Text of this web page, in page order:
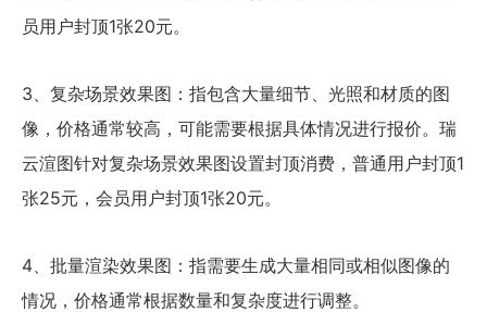
员用户封顶1张20元。
3、复杂场景效果图：指包含大量细节、光照和材质的图
像，价格通常较高，可能需要根据具体情况进行报价。瑞
云渲图针对复杂场景效果图设置封顶消费，普通用户封顶1
张25元，会员用户封顶1张20元。
4、批量渲染效果图：指需要生成大量相同或相似图像的
情况，价格通常根据数量和复杂度进行调整。